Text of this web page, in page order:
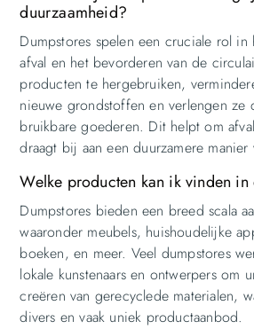
duurzaamheid?
Dumpstores spelen een cruciale rol in
afval en het bevorderen van de
producten te hergebruiken,
nieuwe grondstoffen en verlengen ze
bruikbare goederen. Dit helpt om
draagt bij aan een duurzamere manier
Welke producten kan ik vinden in
Dumpstores bieden een breed scala
waaronder meubels, huishoudelijke
boeken, en meer. Veel dumpstores
lokale kunstenaars en ontwerpers om
creëren van gerecyclede materialen,
divers en vaak uniek productaanbod.